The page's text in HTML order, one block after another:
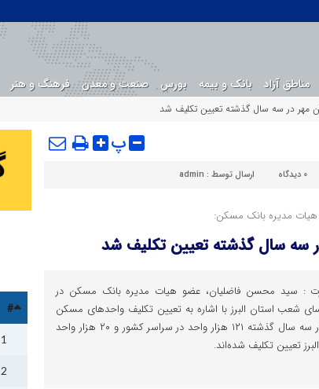
مناطق آزاد بانک و بیمه بورس صنعت و معدن فرهنگ و هنر
پ
0 دیدگاه ارسال توسط : admin
مدیره بانک مسکن:
: سید محسن فاضلیان، عضو هیات مدیره بانک مسکن در
شعب استان البرز با اشاره به تعیین تکلیف واحدهای مسکن
مهر گفت: در سه سال گذشته ۱۲۱ هزار واحد در سراسر کشور و ۲۰ هزار واحد
تعیین تکلیف شده‌اند.
#
1
2